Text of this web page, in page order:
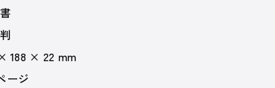
188 × 22 mm
ージ